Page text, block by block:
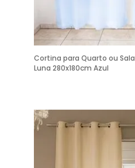
Cortina para Quarto ou Sala
Luna 280x180cm Azul